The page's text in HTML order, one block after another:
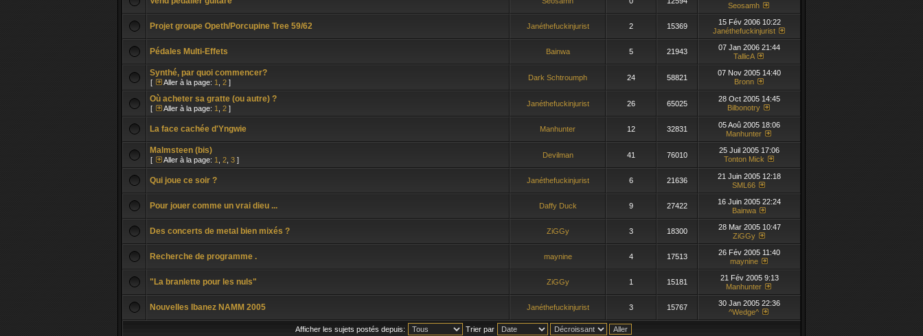
Seosamh
Projet groupe Opeth/Porcupine Tree 59/62 Janéthefuckinjurist 2 15369
15 Fév 2006 10:22
Janéthefuckinjurist
Pédales Multi-Effets Bainwa 5 21943
07 Jan 2006 21:44
TallicA
Synthé, par quoi commencer?
[ Aller à la page: 1 2 ]
Dark Schtroumph 24 58821
07 Nov 2005 14:40
Bronn
Où acheter sa gratte (ou autre) ?
[ Aller à la page: 1 2 ]
Janéthefuckinjurist 26 65025
28 Oct 2005 14:45
Bilbonotry
La face cachée d'Yngwie Manhunter 12 32831
05 Aoû 2005 18:06
Manhunter
Malmsteen (bis)
[ Aller à la page: 1 2 3 ]
Devilman 41 76010
25 Juil 2005 17:06
Tonton Mick
Qui joue ce soir ? Janéthefuckinjurist 6 21636
21 Juin 2005 12:18
SML66
Pour jouer comme un vrai dieu ... Daffy Duck 9 27422
16 Juin 2005 22:24
Bainwa
Des concerts de metal bien mixés ? ZiGGy 3 18300
28 Mar 2005 10:47
ZiGGy
Recherche de programme . maynine 4 17513
26 Fév 2005 11:40
maynine
"La branlette pour les nuls" ZiGGy 1 15181
21 Fév 2005 9:13
Manhunter
Nouvelles Ibanez NAMM 2005 Janéthefuckinjurist 3 15767
30 Jan 2005 22:36
^Wedge^
Afficher les sujets postés depuis: Trier par